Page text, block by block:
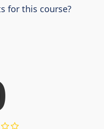
for this course?